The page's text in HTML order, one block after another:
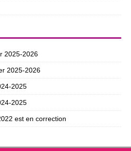
2025-2026
2025-2026
2025
2025
est en correction